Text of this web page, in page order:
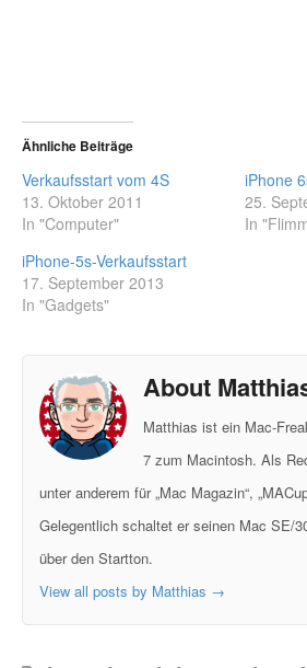
Ähnliche Beiträge
Verkaufsstart vom 4S
13. Oktober 2011
In "Computer"
iPhone
25.
In
iPhone-5s-Verkaufsstart
17. September 2013
In "Gadgets"
About
Matthias ist ein Mac-
7 zum Macintosh. Als
unter anderem für „Mac Magazin“,
Gelegentlich schaltet er seinen Mac SE/
über den Startton.
View all posts by Matthias →